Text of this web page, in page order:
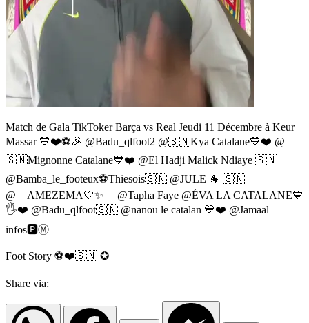
Match de Gala TikToker Barça vs Real Jeudi 11 Décembre à Keur
Massar 💙❤️⚽️🎉 @Badu_qlfoot2 @🇸🇳Kya Catalane💙❤️ @
🇸🇳Mignonne Catalane💙❤️ @El Hadji Malick Ndiaye 🇸🇳
@Bamba_le_footeux⚽️Thiesois🇸🇳 @JULE 🐐 🇸🇳
@__AMEZEMA🤍✨__ @Tapha Faye @ÉVA LA CATALANE💙
🖐️❤️ @Badu_qlfoot🇸🇳 @nanou le catalan 💙❤️ @Jamaal
infos🅿️Ⓜ️
Foot Story ⚽️❤️🇸🇳 ✪
Share via: